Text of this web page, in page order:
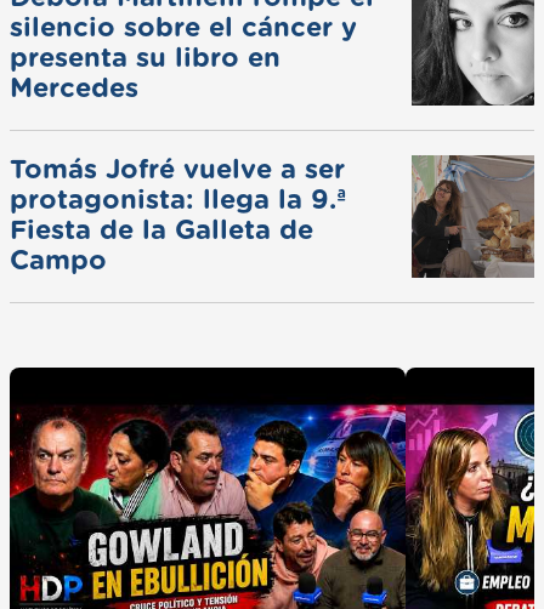
silencio sobre el cáncer y
presenta su libro en
Mercedes
Tomás Jofré vuelve a ser
protagonista: llega la 9.ª
Fiesta de la Galleta de
Campo